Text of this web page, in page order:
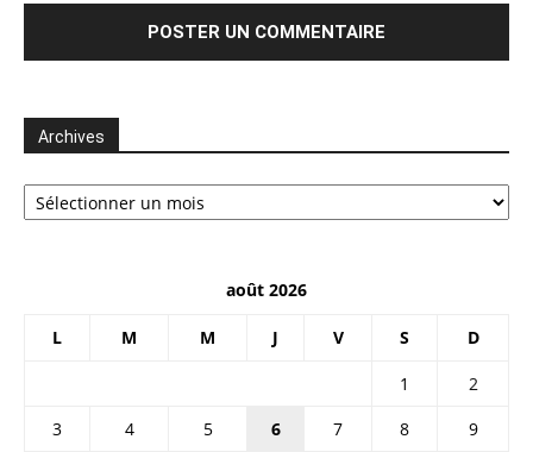
Archives
Archives
août 2026
L M M J V S D
1
2
3
4 5 6 7 8
9